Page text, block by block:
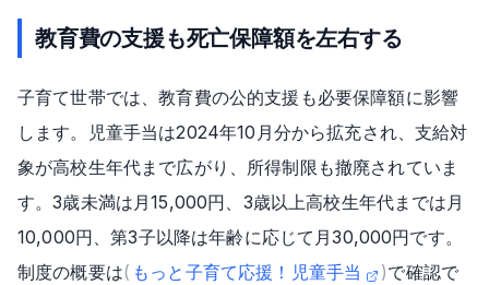
教育費の支援も死亡保障額を左右する
子育て世帯では、教育費の公的支援も必要保障額に影響
します。児童手当は2024年10月分から拡充され、支給対
象が高校生年代まで広がり、所得制限も撤廃されていま
す。3歳未満は月15,000円、3歳以上高校生年代までは月
10,000円、第3子以降は年齢に応じて月30,000円です。
制度の概要は( もっと子育て応援！児童手当 )で確認で